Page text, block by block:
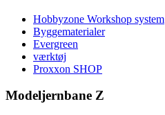
Hobbyzone Workshop system
Byggematerialer
Evergreen
værktøj
Proxxon SHOP
Modeljernbane Z